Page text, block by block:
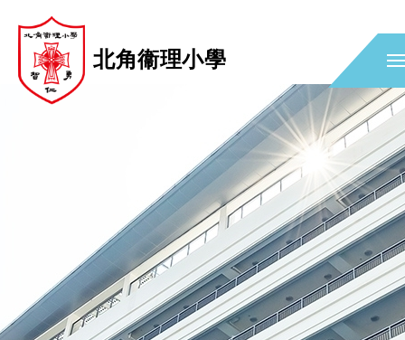
北角衞理小學